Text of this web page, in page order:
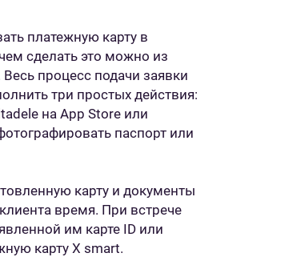
платежную карту в
сделать это можно из
процесс подачи заявки
три простых действия:
на App Store или
паспорт или
карту и документы
время. При встрече
им карте ID или
карту X smart.